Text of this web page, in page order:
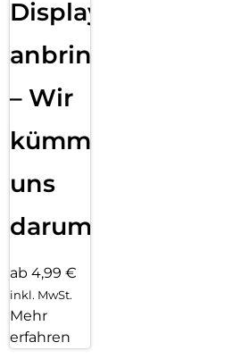
Displayfolie
anbringen
– Wir
kümmern
uns
darum!
ab 4,99 €
inkl. MwSt.
Mehr
erfahren